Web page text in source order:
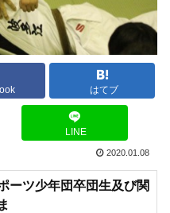
はてブ
LINE
2020.01.08
ーツ少年団卒団生及び関